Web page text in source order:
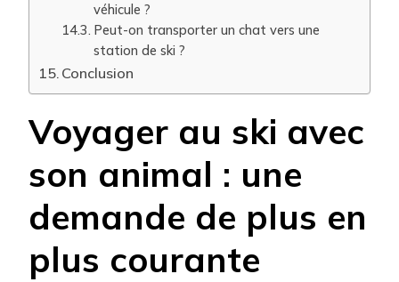
véhicule ?
Peut-on transporter un chat vers une
station de ski ?
Conclusion
Voyager au ski avec
son animal : une
demande de plus en
plus courante